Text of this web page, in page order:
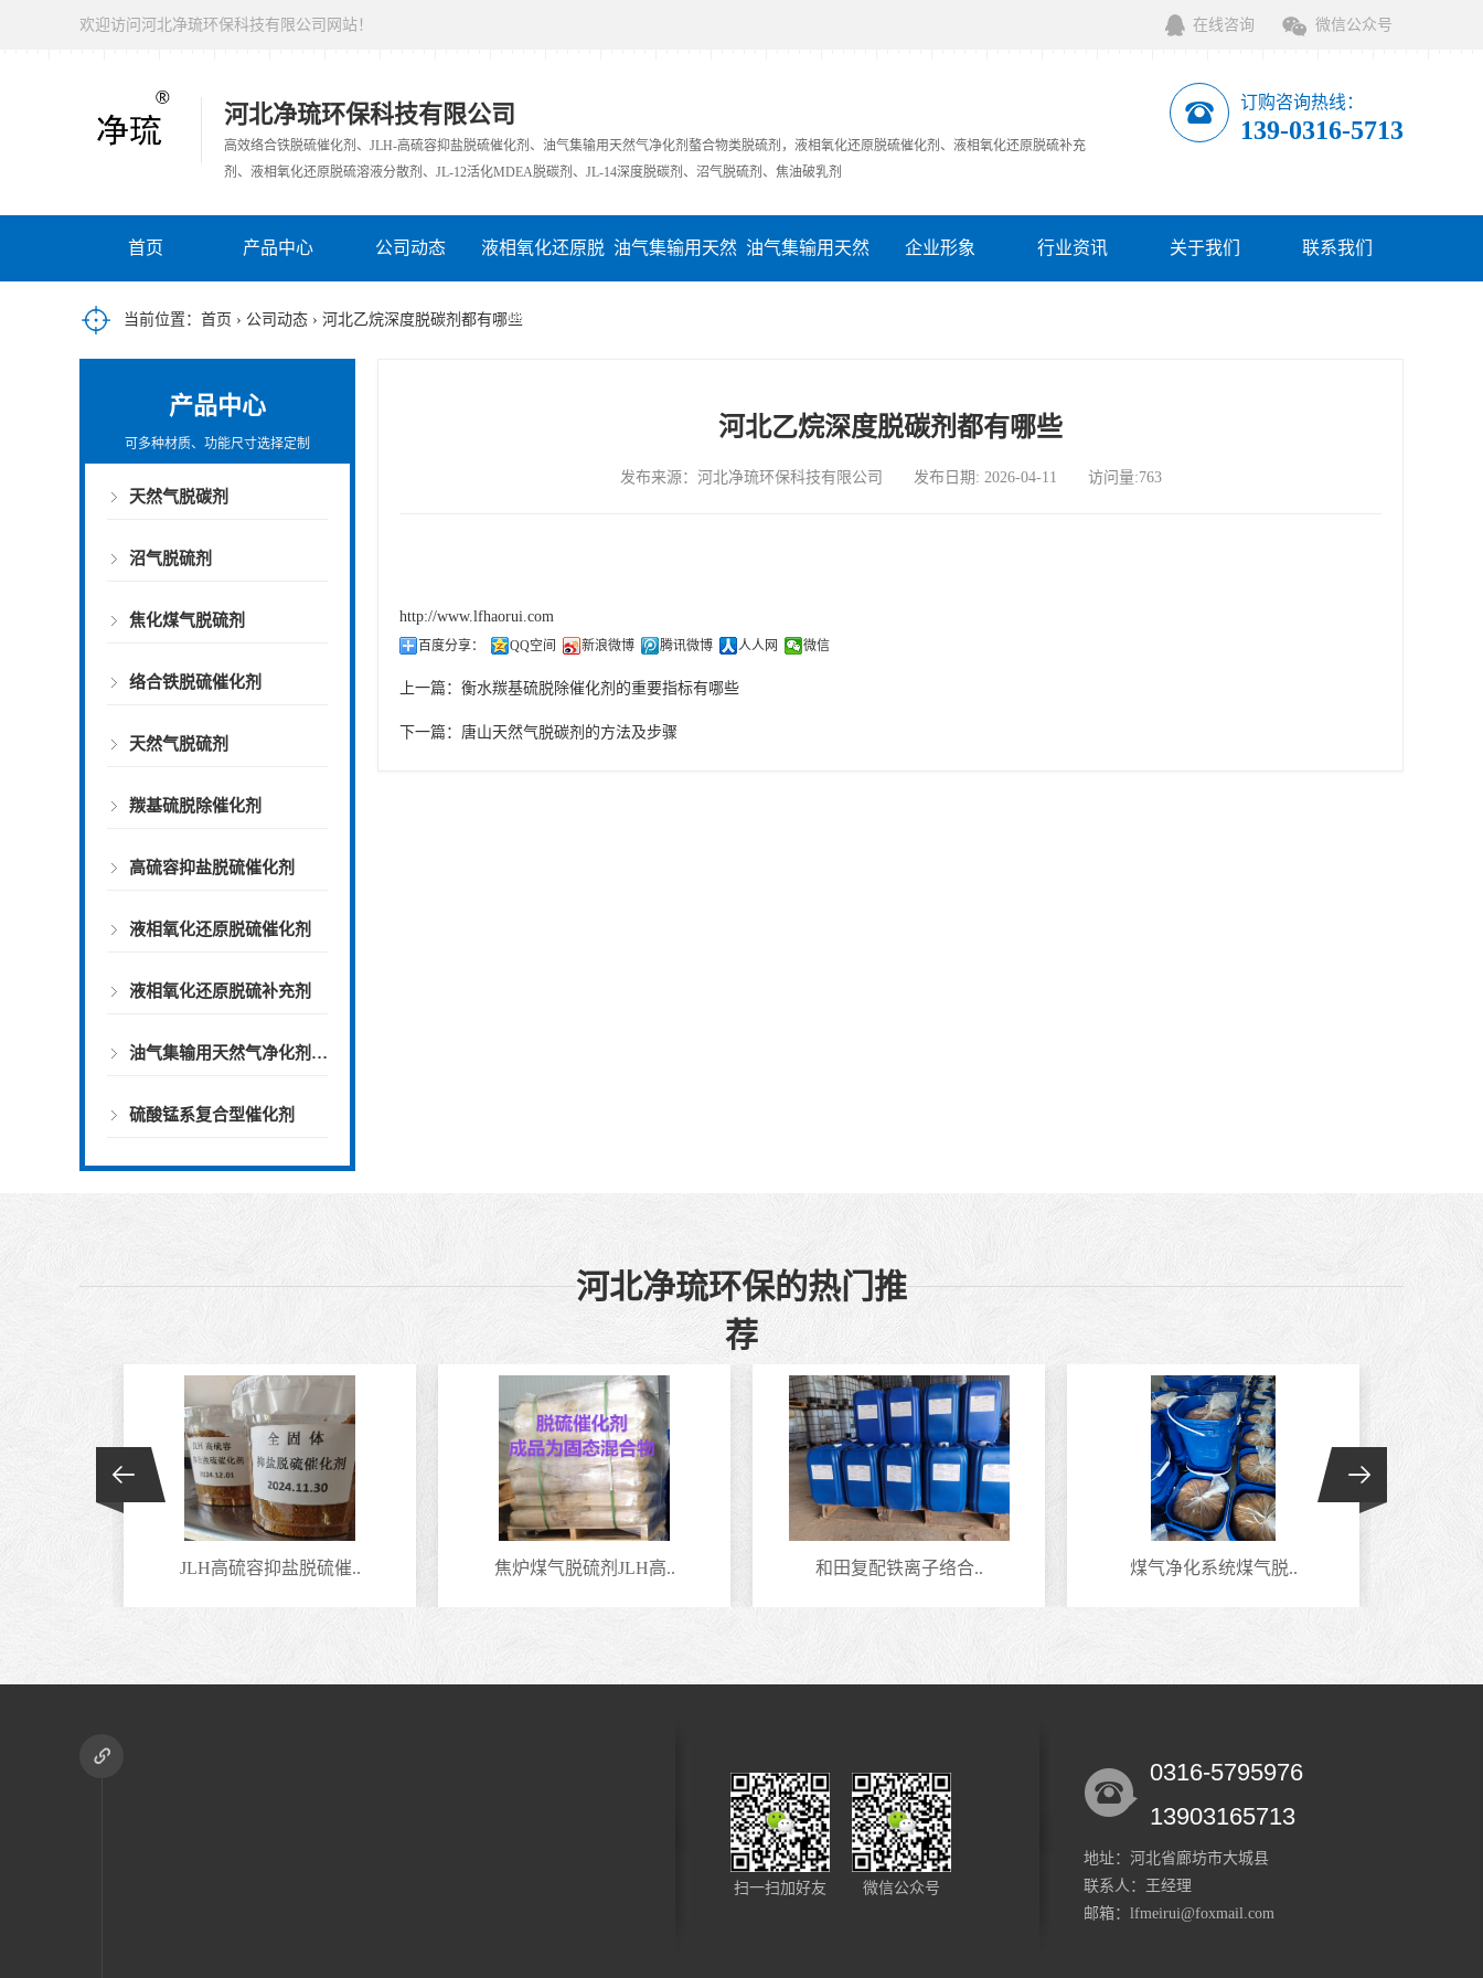
欢迎访问河北净琉环保科技有限公司网站！ 在线咨询 微信公众号
河北净琉环保科技有限公司
高效络合铁脱硫催化剂、JLH-高硫容抑盐脱硫催化剂、油气集输用天然气净化剂螯合物类脱硫剂，液相氧化还原脱硫催化剂、液相氧化还原脱硫补充
剂、液相氧化还原脱硫溶液分散剂、JL-12活化MDEA脱碳剂、JL-14深度脱碳剂、沼气脱硫剂、焦油破乳剂
订购咨询热线：
139-0316-5713
首页 产品中心 公司动态 液相氧化还原脱
硫催化剂
油气集输用天然 油气集输用天然 企业形象 行业资讯 关于我们 联系我们
当前位置： 首页 › 公司动态 › 河北乙烷深度脱碳剂都有哪些
产品中心
可多种材质、功能尺寸选择定制
天然气脱碳剂
沼气脱硫剂
焦化煤气脱硫剂
络合铁脱硫催化剂
天然气脱硫剂
羰基硫脱除催化剂
高硫容抑盐脱硫催化剂
液相氧化还原脱硫催化剂
液相氧化还原脱硫补充剂
油气集输用天然气净化剂螯合物类脱硫剂
硫酸锰系复合型催化剂
河北乙烷深度脱碳剂都有哪些
发布来源：河北净琉环保科技有限公司 发布日期: 2026-04-11 访问量:763
http://www.lfhaorui.com
百度分享： QQ空间 新浪微博 腾讯微博 人人网 微信
上一篇： 衡水羰基硫脱除催化剂的重要指标有哪些
下一篇： 唐山天然气脱碳剂的方法及步骤
河北净琉环保的热门推
荐
JLH高硫容抑盐脱硫催.. 焦炉煤气脱硫剂JLH高.. 和田复配铁离子络合.. 煤气净化系统煤气脱..
扫一扫加好友 微信公众号
0316-5795976
13903165713
地址：河北省廊坊市大城县
联系人：王经理
邮箱：lfmeirui@foxmail.com